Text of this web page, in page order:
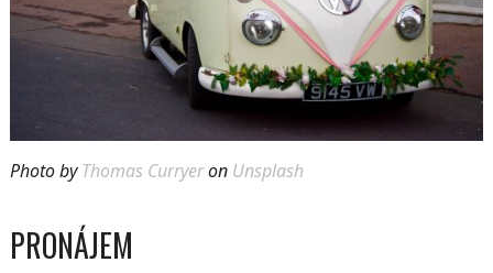
Photo byThomas Curryeron Unsplash
PRONÁJEM